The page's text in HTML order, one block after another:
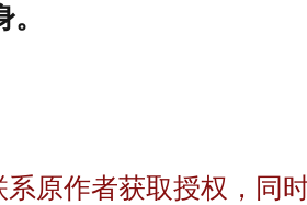
原作者获取授权，同